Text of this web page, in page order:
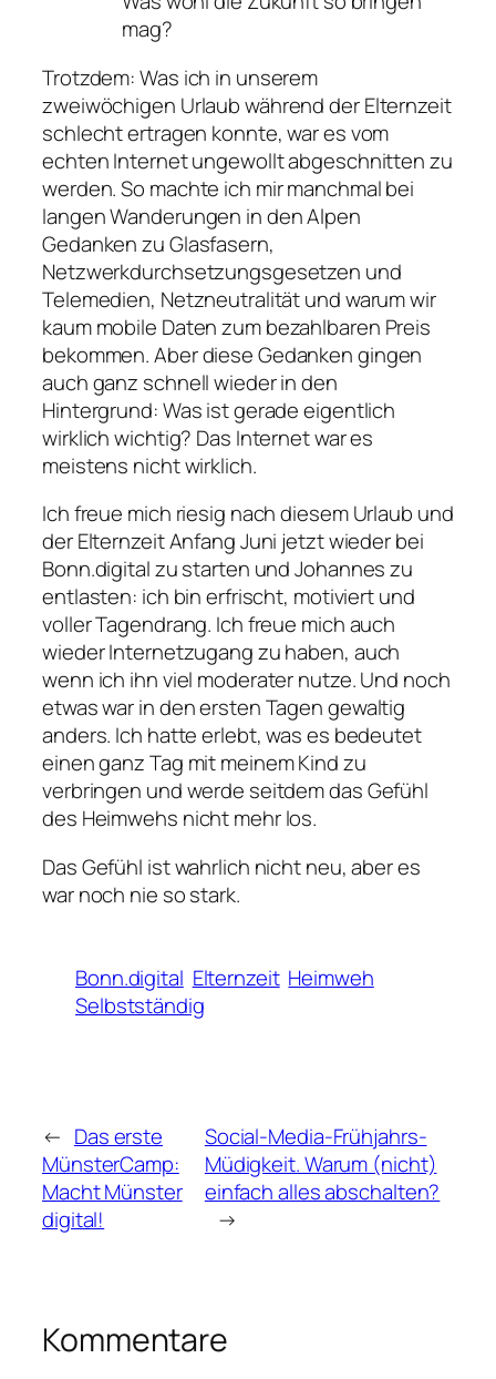
mag?
Trotzdem: Was ich in unserem
zweiwöchigen Urlaub während der Elternzeit
schlecht ertragen konnte, war es vom
echten Internet ungewollt abgeschnitten zu
werden. So machte ich mir manchmal bei
langen Wanderungen in den Alpen
Gedanken zu Glasfasern,
Netzwerkdurchsetzungsgesetzen und
Telemedien, Netzneutralität und warum wir
kaum mobile Daten zum bezahlbaren Preis
bekommen. Aber diese Gedanken gingen
auch ganz schnell wieder in den
Hintergrund: Was ist gerade eigentlich
wirklich wichtig? Das Internet war es
meistens nicht wirklich.
Ich freue mich riesig nach diesem Urlaub und
der Elternzeit Anfang Juni jetzt wieder bei
Bonn.digital zu starten und Johannes zu
entlasten: ich bin erfrischt, motiviert und
voller Tagendrang. Ich freue mich auch
wieder Internetzugang zu haben, auch
wenn ich ihn viel moderater nutze. Und noch
etwas war in den ersten Tagen gewaltig
anders. Ich hatte erlebt, was es bedeutet
einen ganz Tag mit meinem Kind zu
verbringen und werde seitdem das Gefühl
des Heimwehs nicht mehr los.
Das Gefühl ist wahrlich nicht neu, aber es
war noch nie so stark.
Bonn.digital Elternzeit Heimweh
Selbstständig
← Das erste
MünsterCamp:
Macht Münster
digital!
Social-Media-Frühjahrs-
Müdigkeit. Warum (nicht)
einfach alles abschalten?
→
Kommentare